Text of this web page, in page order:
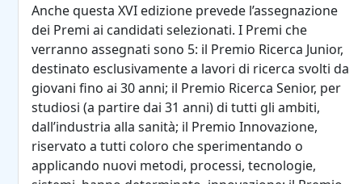
Anche questa XVI edizione prevede l’assegnazione
dei Premi ai candidati selezionati. I Premi che
verranno assegnati sono 5: il Premio Ricerca Junior,
destinato esclusivamente a lavori di ricerca svolti da
giovani fino ai 30 anni; il Premio Ricerca Senior, per
studiosi (a partire dai 31 anni) di tutti gli ambiti,
dall’industria alla sanità; il Premio Innovazione,
riservato a tutti coloro che sperimentando o
applicando nuovi metodi, processi, tecnologie,